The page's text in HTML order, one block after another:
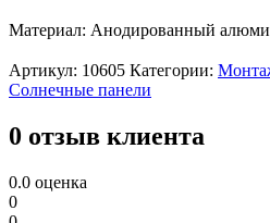
Материал: Анодированный
Артикул: 10605 Категории:
Солнечные панели
0 отзыв клиента
0.0 оценка
0